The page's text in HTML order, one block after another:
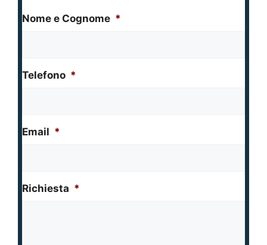
Nome e Cognome *
Telefono *
Email *
Richiesta *